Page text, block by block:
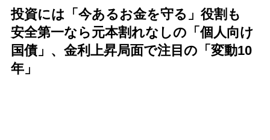
投資には「今あるお金を守る」役割も
安全第一なら元本割れなしの「個人向け
国債」、金利上昇局面で注目の「変動10
年」